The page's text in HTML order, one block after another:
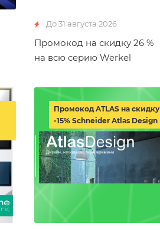
До 31 августа 2026
Промокод на скидку 26 %
на всю серию Werkel
Промокод ATLAS на скидку
-15% Schneider Atlas Design